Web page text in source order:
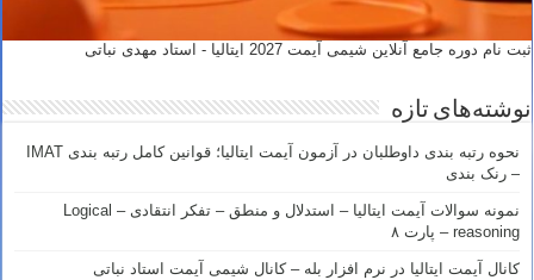
ثبت نام دوره جامع آنلاین شیمی آیمت 2027 ایتالیا - استاد مهدی نباتی
نوشته‌های تازه
نحوه رتبه بندی داوطلبان در آزمون آیمت ایتالیا؛ قوانین کامل رتبه بندی IMAT
– رنک بندی
نمونه سوالات آیمت ایتالیا – استدلال و منطق – تفکر انتقادی – Logical
reasoning – پارت ۸
کانال آیمت ایتالیا در نرم افزار بله – کانال شیمی آیمت استاد نباتی